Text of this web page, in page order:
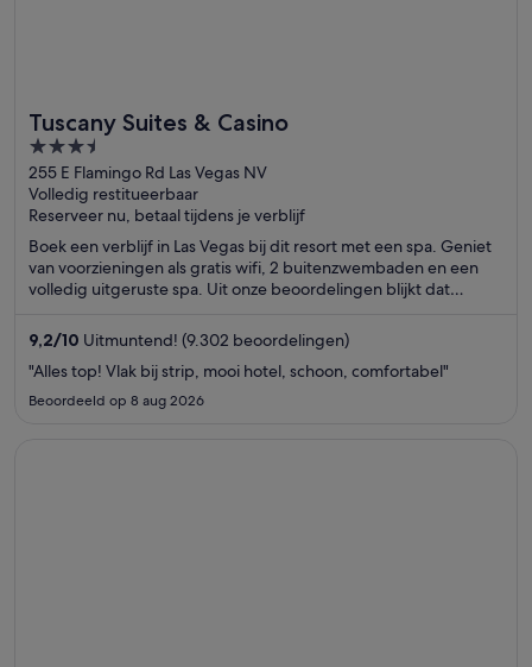
Tuscany Suites & Casino
3.5
out
of
5
255 E Flamingo Rd Las Vegas NV
Volledig restitueerbaar
Reserveer nu, betaal tijdens je verblijf
Boek een verblijf in Las Vegas bij dit resort met een spa. Geniet
van voorzieningen als gratis wifi, 2 buitenzwembaden en een
volledig uitgeruste spa. Uit onze beoordelingen blijkt dat
buurt vind je trekpleisters als Sphere en The Linq.
9,2/10 Uitmuntend! (9.302 beoordelingen)
"Alles top! Vlak bij strip, mooi hotel, schoon, comfortabel"
Beoordeeld op 8 aug 2026